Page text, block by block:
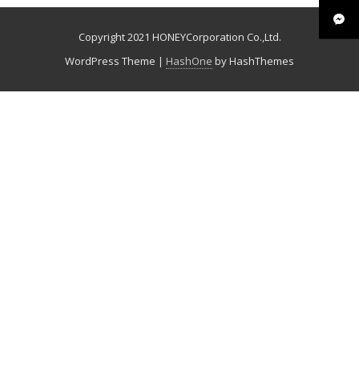
Copyright 2021 HONEYCorporation Co.,Ltd.
WordPress Theme | HashOne by HashThemes